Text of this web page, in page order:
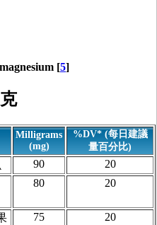
[5]
Milligrams
(mg)
%DV* (每日建議
量百分比)
90
20
80 20
75
20